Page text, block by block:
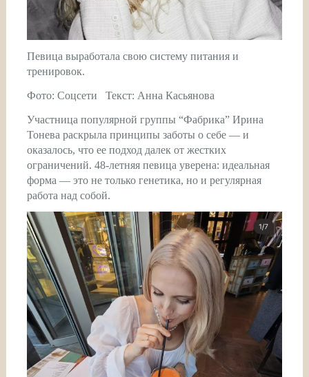
Певица выработала свою систему питания и
тренировок.
Фото: Соцсети Текст: Анна Касьянова
Участница популярной группы “Фабрика” Ирина
Тонева раскрыла принципы заботы о себе — и
оказалось, что ее подход далек от жестких
ограничений. 48-летняя певица уверена: идеальная
форма — это не только генетика, но и регулярная
работа над собой.